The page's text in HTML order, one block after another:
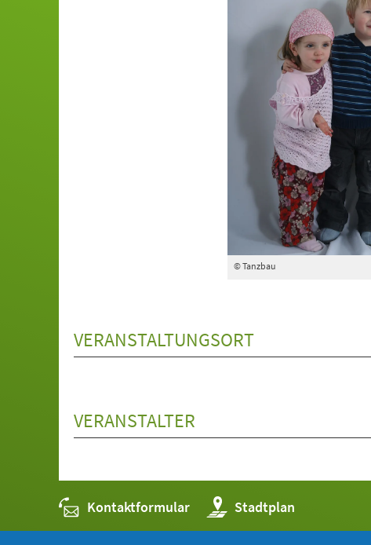
© Tanzbau
VERANSTALTUNGSORT
VERANSTALTER
Kontaktformular Stadtplan
(Öffnet
in
einem